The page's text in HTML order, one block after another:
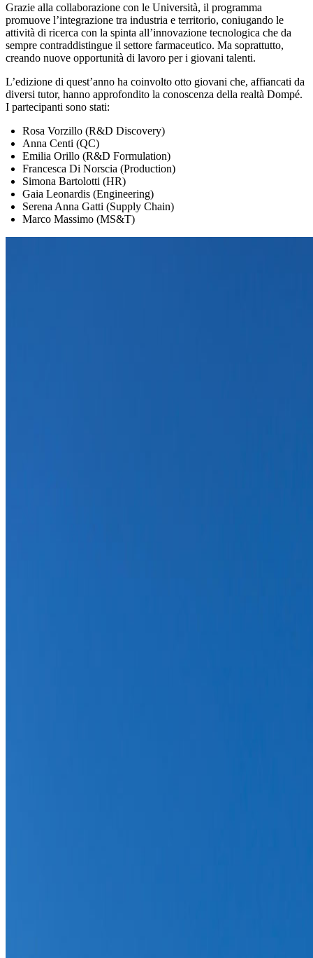
Grazie alla collaborazione con le Università, il programma
promuove l’integrazione tra industria e territorio, coniugando le
attività di ricerca con la spinta all’innovazione tecnologica che da
sempre contraddistingue il settore farmaceutico. Ma soprattutto,
creando nuove opportunità di lavoro per i giovani talenti.
L’edizione di quest’anno ha coinvolto otto giovani che, affiancati da
diversi tutor, hanno approfondito la conoscenza della realtà Dompé.
I partecipanti sono stati:
Rosa Vorzillo (R&D Discovery)
Anna Centi (QC)
Emilia Orillo (R&D Formulation)
Francesca Di Norscia (Production)
Simona Bartolotti (HR)
Gaia Leonardis (Engineering)
Serena Anna Gatti (Supply Chain)
Marco Massimo (MS&T)